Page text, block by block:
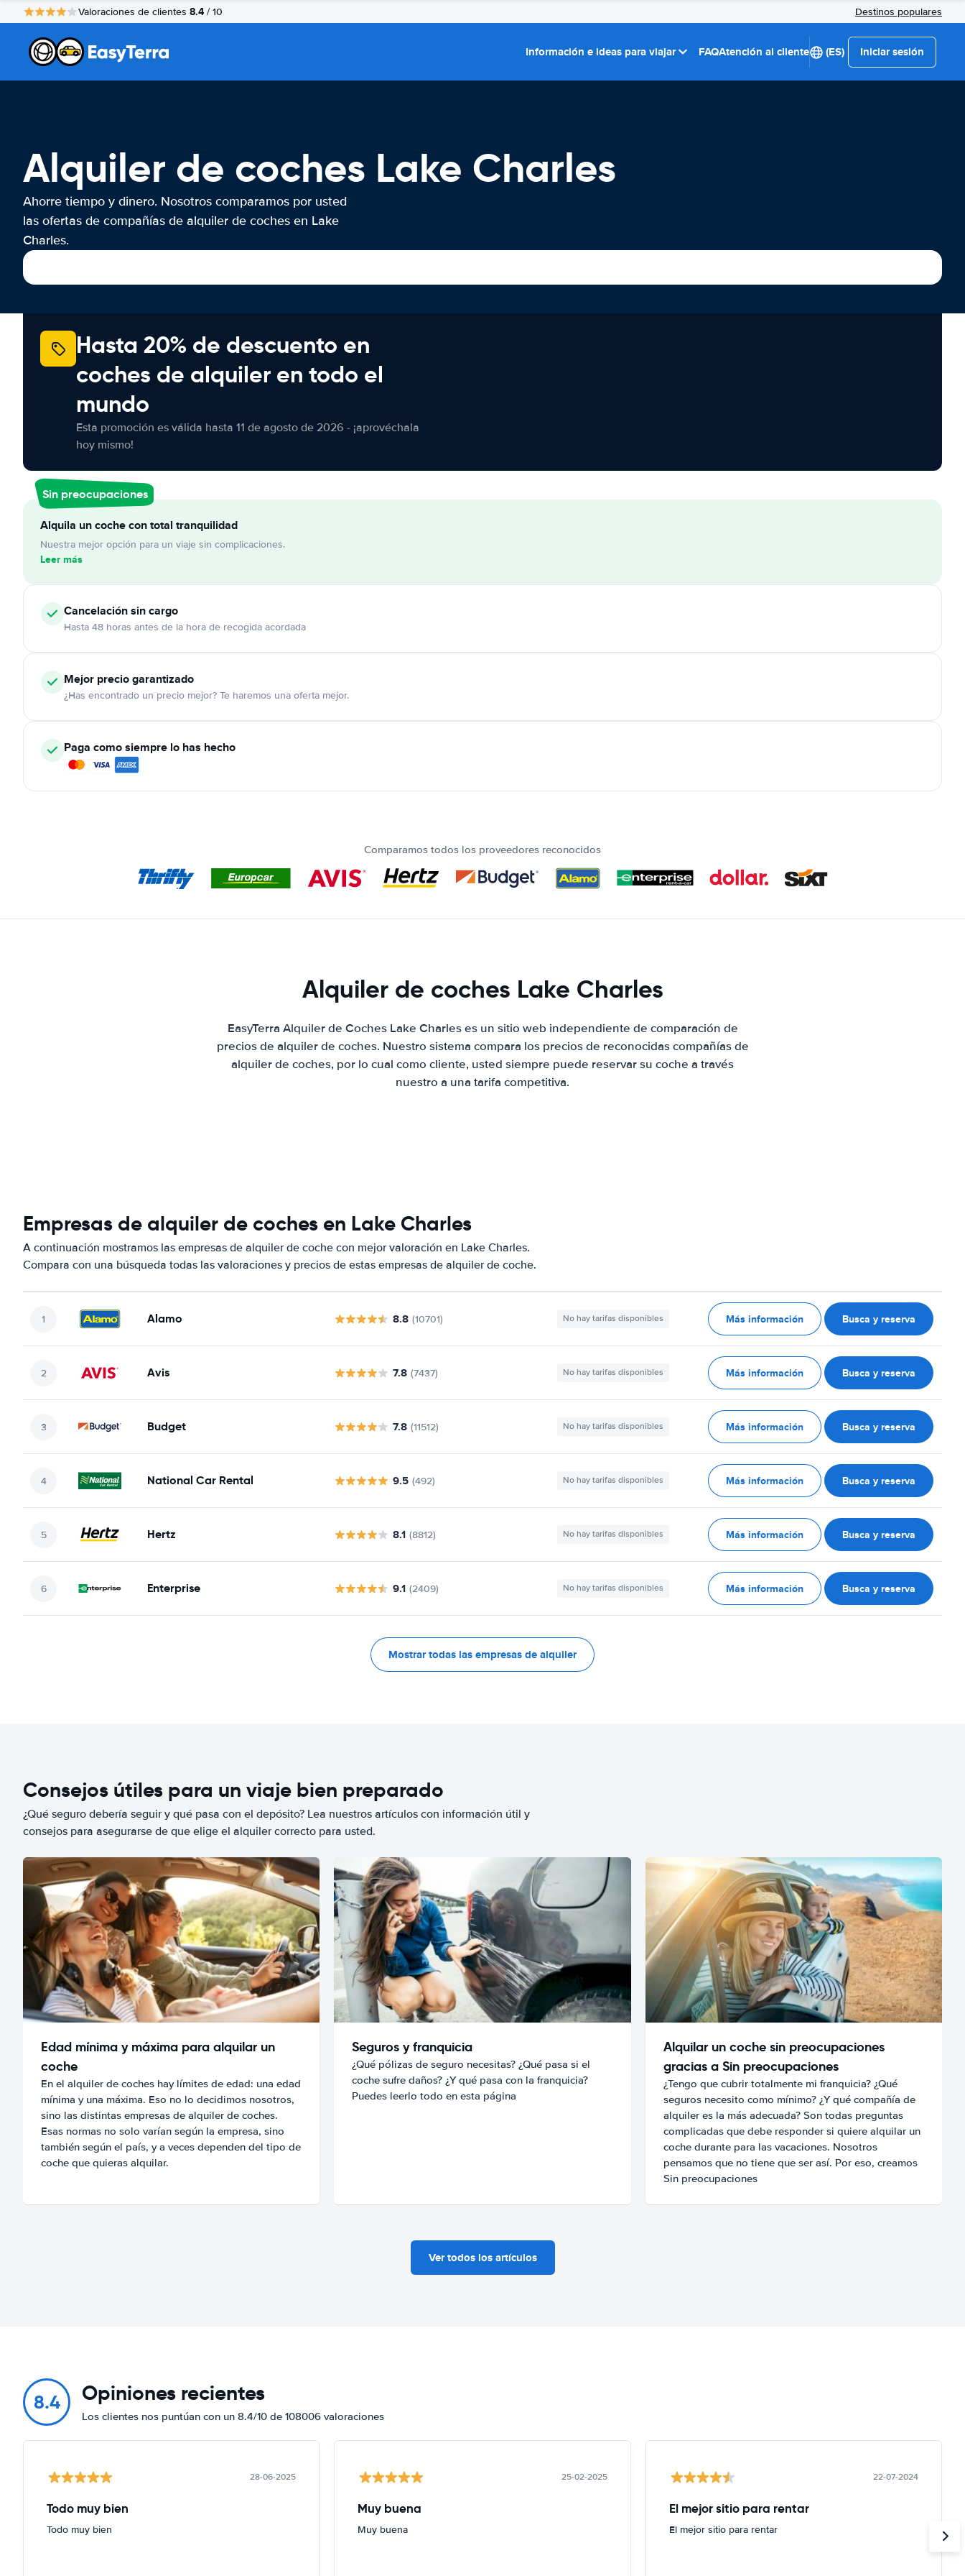
Valoraciones de clientes 8.4 / 10 Destinos populares
Información e ideas para viajar FAQAtención al cliente (ES) Iniciar sesión
Alquiler de coches Lake Charles
Ahorre tiempo y dinero. Nosotros comparamos por usted
las ofertas de compañías de alquiler de coches en Lake
Charles.
Hasta 20% de descuento en
coches de alquiler en todo el
mundo
Esta promoción es válida hasta 11 de agosto de 2026 - ¡aprovéchala
hoy mismo!
Sin preocupaciones
Alquila un coche con total tranquilidad
Nuestra mejor opción para un viaje sin complicaciones.
Leer más
Cancelaciónsin cargo
Hasta 48 horas antes de la hora de recogida acordada
Mejor precio garantizado
¿Has encontrado un precio mejor? Te haremos una oferta mejor.
Paga como siempre lo has hecho
Comparamos todos los proveedores reconocidos
Alquiler de coches Lake Charles
EasyTerra Alquiler de Coches Lake Charles es un sitio web independiente de comparación de
precios de alquiler de coches. Nuestro sistema compara los precios de reconocidas compañías de
alquiler de coches, por lo cual como cliente, usted siempre puede reservar su coche a través
nuestro a una tarifa competitiva.
Empresas de alquiler de coches en Lake Charles
A continuación mostramos las empresas de alquiler de coche con mejor valoración en Lake Charles.
Compara con una búsqueda todas las valoraciones y precios de estas empresas de alquiler de coche.
Alamo 8.8 (10701) No hay tarifas disponibles Más información Busca y reserva
Avis 7.8 (7437) No hay tarifas disponibles Más información Busca y reserva
Budget 7.8 (11512) No hay tarifas disponibles Más información Busca y reserva
National Car Rental 9.5 (492) No hay tarifas disponibles Más información Busca y reserva
Hertz 8.1 (8812) No hay tarifas disponibles Más información Busca y reserva
Enterprise 9.1 (2409) No hay tarifas disponibles Más información Busca y reserva
Mostrar todas las empresas de alquiler
Consejos útiles para un viaje bien preparado
¿Qué seguro debería seguir y qué pasa con el depósito? Lea nuestros artículos con información útil y
consejos para asegurarse de que elige el alquiler correcto para usted.
Edad mínima y máxima para alquilar un
coche
En el alquiler de coches hay límites de edad: una edad
mínima y una máxima. Eso no lo decidimos nosotros,
sino las distintas empresas de alquiler de coches.
Esas normas no solo varían según la empresa, sino
también según el país, y a veces dependen del tipo de
coche que quieras alquilar.
Seguros y franquicia
¿Qué pólizas de seguro necesitas? ¿Qué pasa si el
coche sufre daños? ¿Y qué pasa con la franquicia?
Puedes leerlo todo en esta página
Alquilar un coche sin preocupaciones
gracias a Sin preocupaciones
¿Tengo que cubrir totalmente mi franquicia? ¿Qué
seguros necesito como mínimo? ¿Y qué compañía de
alquiler es la más adecuada? Son todas preguntas
complicadas que debe responder si quiere alquilar un
coche durante para las vacaciones. Nosotros
pensamos que no tiene que ser así. Por eso, creamos
Sin preocupaciones
Ver todos los artículos
8.4 Opiniones recientes
Los clientes nos puntúan con un 8.4/10 de 108006 valoraciones
28-06-2025
Todo muy bien
Todo muy bien
25-02-2025
Muy buena
Muy buena
22-07-2024
El mejor sitio para rentar
El mejor sitio para rentar